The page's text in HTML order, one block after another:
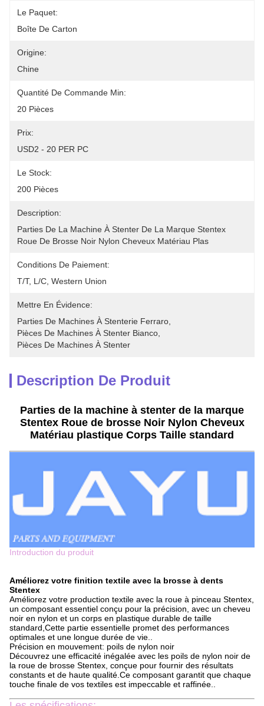
Le Paquet:
Boîte De Carton
Origine:
Chine
Quantité De Commande Min:
20 Pièces
Prix:
USD2 - 20 PER PC
Le Stock:
200 Pièces
Description:
Parties De La Machine À Stenter De La Marque Stentex
Roue De Brosse Noir Nylon Cheveux Matériau Plas
Conditions De Paiement:
T/T, L/C, Western Union
Mettre En Évidence:
Parties De Machines À Stenterie Ferraro
Pièces De Machines À Stenter Bianco
Pièces De Machines À Stenter
Description De Produit
Parties de la machine à stenter de la marque
Stentex Roue de brosse Noir Nylon Cheveux
Matériau plastique Corps Taille standard
Introduction du produit
Améliorez votre finition textile avec la brosse à dents
Stentex
Améliorez votre production textile avec la roue à pinceau Stentex,
un composant essentiel conçu pour la précision, avec un cheveu
noir en nylon et un corps en plastique durable de taille
standard,Cette partie essentielle promet des performances
optimales et une longue durée de vie..
Précision en mouvement: poils de nylon noir
Découvrez une efficacité inégalée avec les poils de nylon noir de
la roue de brosse Stentex, conçue pour fournir des résultats
constants et de haute qualité.Ce composant garantit que chaque
touche finale de vos textiles est impeccable et raffinée..